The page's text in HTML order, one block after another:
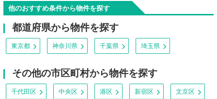
他のおすすめ条件から物件を探す
都道府県から物件を探す
東京都 神奈川県 千葉県 埼玉県
その他の市区町村から物件を探す
千代田区 中央区 港区 新宿区 文京区